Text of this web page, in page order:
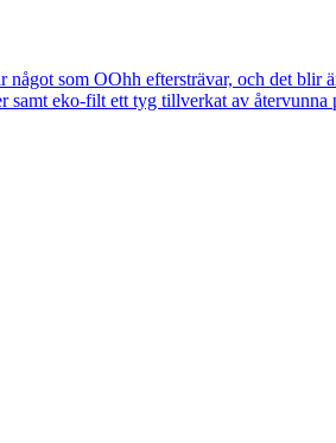
som OOhh eftersträvar, och det
eko-filt ett tyg tillverkat av